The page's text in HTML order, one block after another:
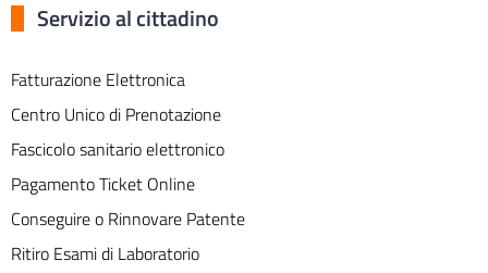
Servizio al cittadino
Fatturazione Elettronica
Centro Unico di Prenotazione
Fascicolo sanitario elettronico
Pagamento Ticket Online
Conseguire o Rinnovare Patente
Ritiro Esami di Laboratorio